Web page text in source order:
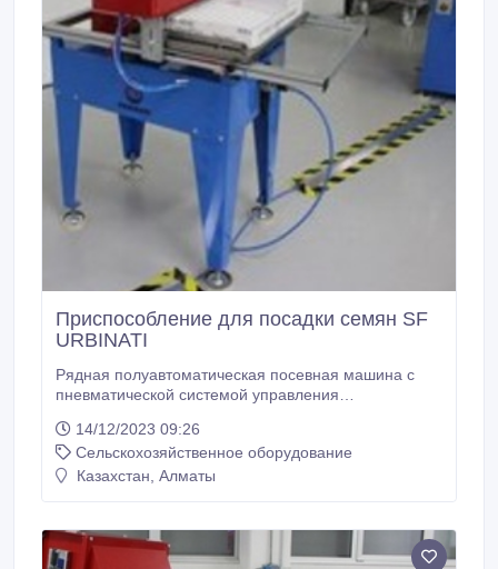
Приспособление для посадки семян SF
URBINATI
Рядная полуавтоматическая посевная машина с
пневматической системой управления
линиях (оптимальный вариант для салатных линий
площадью до 1500 м. кв.). Установка наполненной
торфом кассеты и съём уже посеянной кассеты
и заказанную схему посадки.
14/12/2023 09:26
Сельскохозяйственное оборудование
Казахстан, Алматы